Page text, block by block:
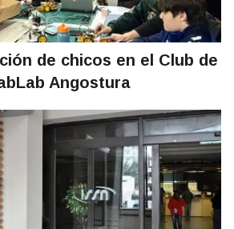
de chicos en el Club de
Angostura